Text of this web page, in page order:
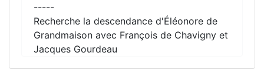
-----
Recherche la descendance d'Éléonore de
Grandmaison avec François de Chavigny et
Jacques Gourdeau